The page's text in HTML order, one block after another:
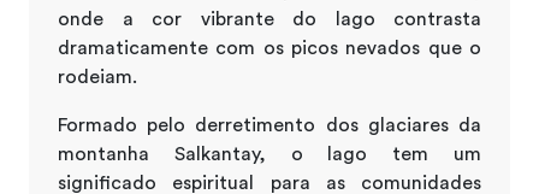
onde a cor vibrante do lago contrasta
dramaticamente com os picos nevados que o
rodeiam.
Formado pelo derretimento dos glaciares da
montanha Salkantay, o lago tem um
significado espiritual para as comunidades